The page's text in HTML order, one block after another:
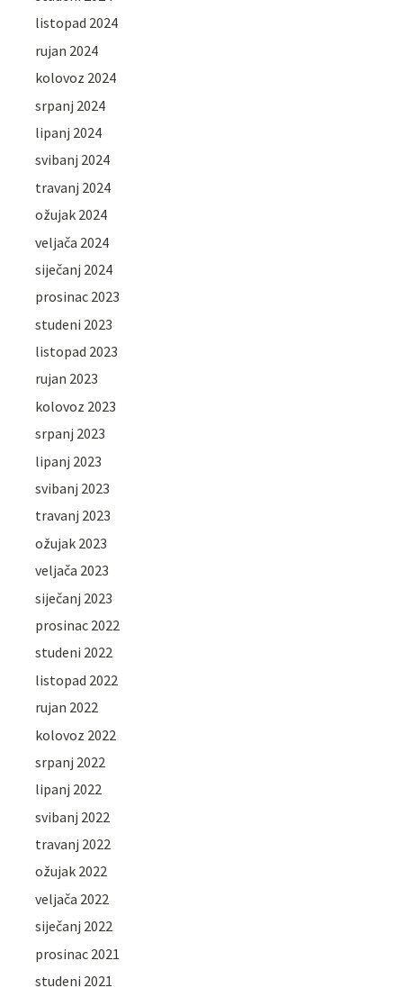
listopad 2024
rujan 2024
kolovoz 2024
srpanj 2024
lipanj 2024
svibanj 2024
travanj 2024
ožujak 2024
veljača 2024
siječanj 2024
prosinac 2023
studeni 2023
listopad 2023
rujan 2023
kolovoz 2023
srpanj 2023
lipanj 2023
svibanj 2023
travanj 2023
ožujak 2023
veljača 2023
siječanj 2023
prosinac 2022
studeni 2022
listopad 2022
rujan 2022
kolovoz 2022
srpanj 2022
lipanj 2022
svibanj 2022
travanj 2022
ožujak 2022
veljača 2022
siječanj 2022
prosinac 2021
studeni 2021